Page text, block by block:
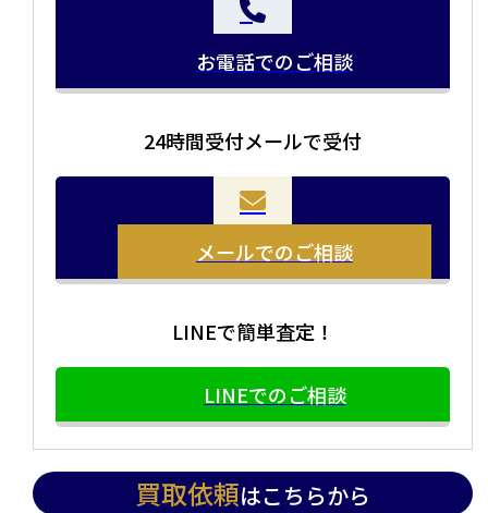
お品物をつめて送るだけで査定が可能です。時間が無い
方や、荷物が多い方へオススメです。
当店の査定員がご自宅に伺いその場で査定を致します。
まとめて売りたい！価値がわからなく売れるかわからな
お電話でのご相談
24時間受付メールで受付
メールでのご相談
LINEで簡単査定！
LINEでのご相談
買取依頼はこちらから